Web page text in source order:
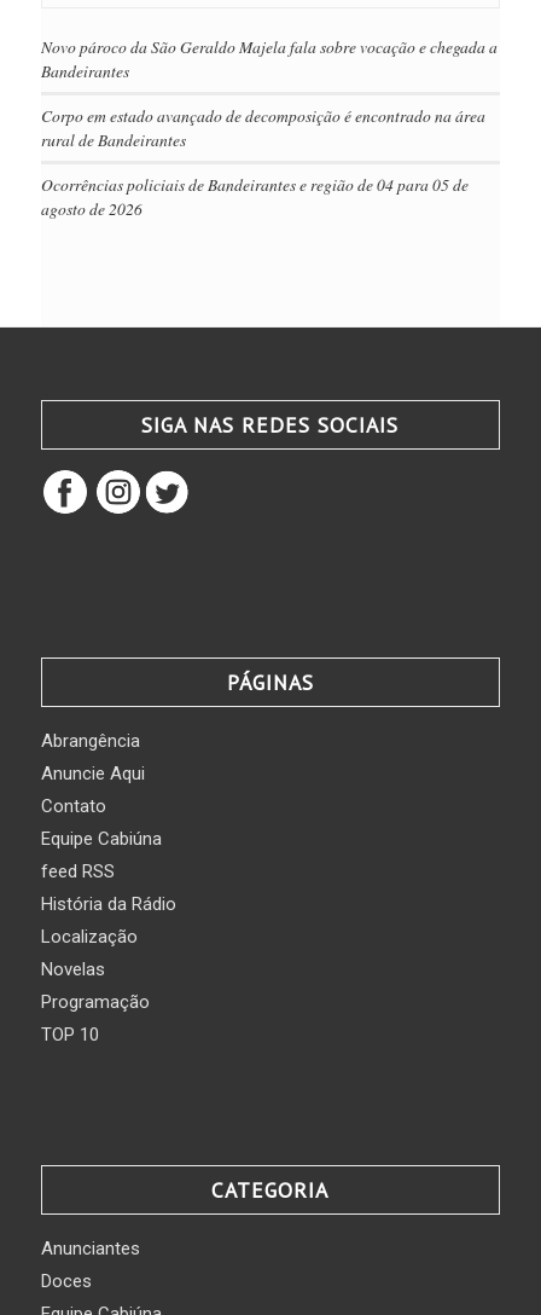
Novo pároco da São Geraldo Majela fala sobre vocação e chegada a
Bandeirantes
Corpo em estado avançado de decomposição é encontrado na área
rural de Bandeirantes
Ocorrências policiais de Bandeirantes e região de 04 para 05 de
agosto de 2026
SIGA NAS REDES SOCIAIS
PÁGINAS
Abrangência
Anuncie Aqui
Contato
Equipe Cabiúna
feed RSS
História da Rádio
Localização
Novelas
Programação
TOP 10
CATEGORIA
Anunciantes
Doces